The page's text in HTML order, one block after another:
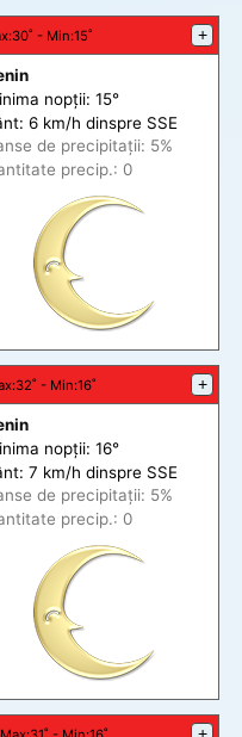
:30˚ - Min:15˚ +
nopții: 15°
6 km/h dinspre SSE
de precipitații: 5%
precip.: 0
:32˚ - Min:16˚ +
nopții: 16°
7 km/h dinspre SSE
de precipitații: 5%
precip.: 0